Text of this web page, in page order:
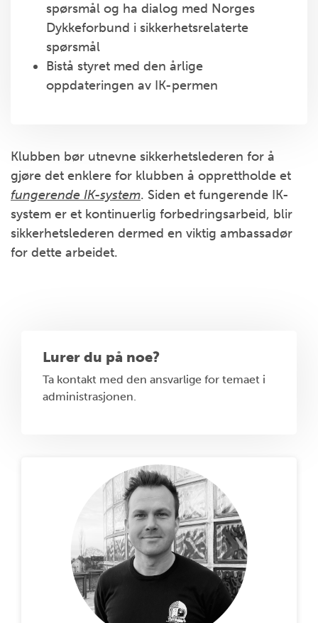
spørsmål og ha dialog med Norges
Dykkeforbund i sikkerhetsrelaterte
spørsmål
Bistå styret med den årlige
oppdateringen av IK-permen
Klubben bør utnevne sikkerhetslederen for å
gjøre det enklere for klubben å opprettholde et
fungerende IK-system. Siden et fungerende IK-
system er et kontinuerlig forbedringsarbeid, blir
sikkerhetslederen dermed en viktig ambassadør
for dette arbeidet.
Lurer du på noe?
Ta kontakt med den ansvarlige for temaet i
administrasjonen.